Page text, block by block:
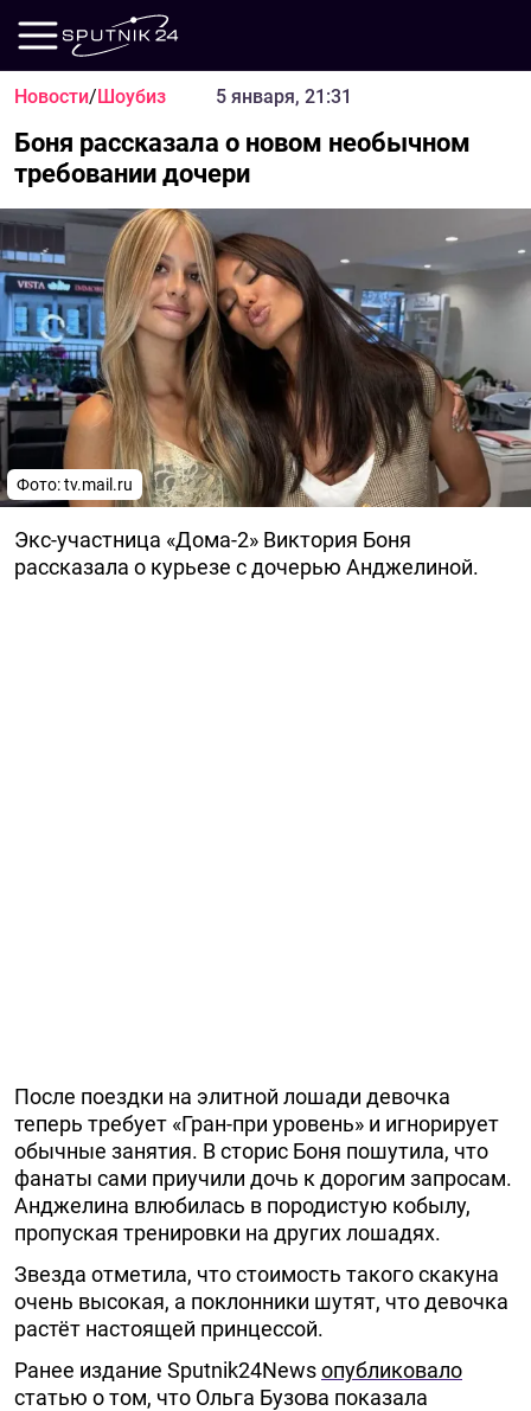
Новости/Шоубиз 5 января, 21:31
Боня рассказала о новом необычном
требовании дочери
Фото: tv.mail.ru
Экс-участница «Дома-2» Виктория Боня
рассказала о курьезе с дочерью Анджелиной.
После поездки на элитной лошади девочка
теперь требует «Гран-при уровень» и игнорирует
обычные занятия. В сторис Боня пошутила, что
фанаты сами приучили дочь к дорогим запросам.
Анджелина влюбилась в породистую кобылу,
пропуская тренировки на других лошадях.
Звезда отметила, что стоимость такого скакуна
очень высокая, а поклонники шутят, что девочка
растёт настоящей принцессой.
Ранее издание Sputnik24Newsопубликовало
статью о том, что Ольга Бузова показала